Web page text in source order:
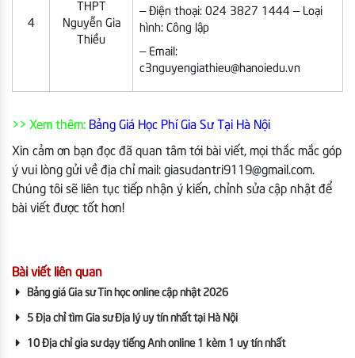
4
THPT
Nguyễn Gia
Thiều
– Điện thoại: 024 3827 1444 – Loại
hình: Công lập
– Email:
c3nguyengiathieu@hanoiedu.vn
>> Xem thêm: Bảng Giá Học Phí Gia Sư Tại Hà Nội
Xin cảm ơn bạn đọc đã quan tâm tới bài viết, mọi thắc mắc góp
ý vui lòng gửi về địa chỉ mail: giasudantri9119@gmail.com.
Chúng tôi sẽ liên tục tiếp nhận ý kiến, chỉnh sửa cập nhật để
bài viết được tốt hơn!
Bài viết liên quan
Bảng giá Gia sư Tin học online cập nhật 2026
5 Địa chỉ tìm Gia sư Địa lý uy tín nhất tại Hà Nội
10 Địa chỉ gia sư dạy tiếng Anh online 1 kèm 1 uy tín nhất